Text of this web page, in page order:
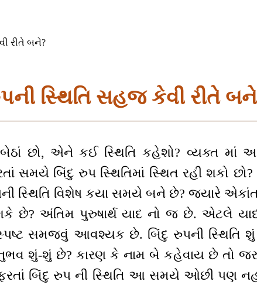
રીતે બને?
સ્થિતિ સહજ કેવી રીતે
છો, એને કઈ સ્થિતિ કહેશો? વ્યક્ત માં
સમયે બિંદુ રુપ સ્થિતિમાં સ્થિત રહી શકો છો?
સ્થિતિ વિશેષ કયા સમયે બને છે? જ્યારે એકાંત
છે? અંતિમ પુરુષાર્થ યાદ નો જ છે. એટલે
સમજવું આવશ્યક છે. બિંદુ રુપની
શું-શું છે? કારણ કે નામ બે કહેવાય છે તો
બિંદુ રુપ ની સ્થિતિ આ સમયે ઓછી પણ